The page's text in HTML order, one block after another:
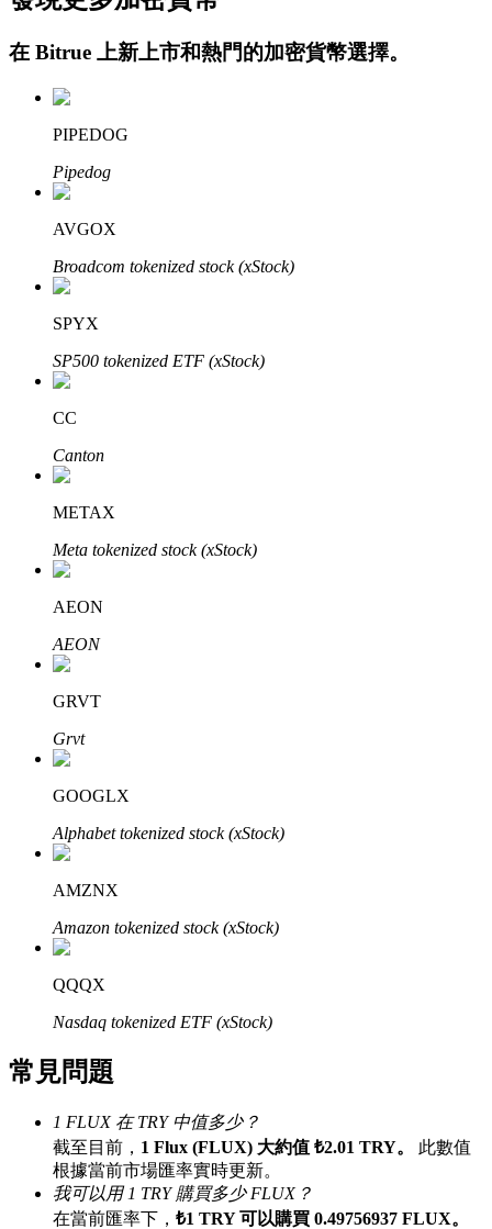
學習理財
了解如何賺取穩定收入
Bitrue AI
合夥人計劃
最高達65%佣金！
在 Bitrue 上新上市和熱門的加密貨幣選擇。
PIPEDOG
Pipedog
AVGOX
Broadcom tokenized stock (xStock)
SPYX
SP500 tokenized ETF (xStock)
CC
Canton
METAX
Meta tokenized stock (xStock)
AEON
AEON
GRVT
Grvt
GOOGLX
Alphabet tokenized stock (xStock)
AMZNX
Amazon tokenized stock (xStock)
QQQX
Nasdaq tokenized ETF (xStock)
常見問題
1 FLUX 在 TRY 中值多少？
截至目前， 1 Flux (FLUX) 大約值 ₺2.01 TRY。
此數值
根據當前市場匯率實時更新。
我可以用 1 TRY 購買多少 FLUX？
在當前匯率下， ₺1 TRY 可以購買 0.49756937 FLUX。